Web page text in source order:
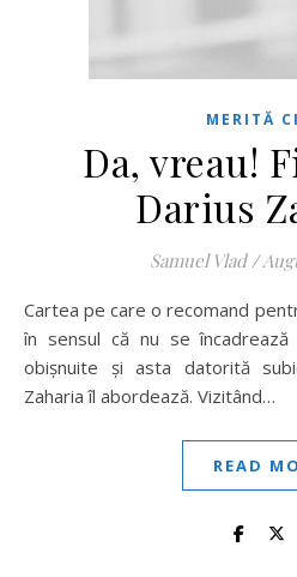
MERITĂ
Da, vreau!
Darius
Samuel Vlad /
Cartea pe care o recomand pentru lectură e o carte atipică,
în sensul că nu se
obișnuite și asta datorită
Zaharia îl abordează. Vizitând…
READ